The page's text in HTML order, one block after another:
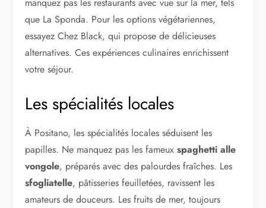
que La Sponda. Pour les options végétariennes,
essayez Chez Black, qui propose de délicieuses
alternatives. Ces expériences culinaires enrichissent
votre séjour.
Les spécialités locales
À Positano, les spécialités locales séduisent les
papilles. Ne manquez pas les fameuxspaghetti alle
vongole, préparés avec des palourdes fraîches. Les
sfogliatelle, pâtisseries feuilletées, ravissent les
amateurs de douceurs. Les fruits de mer, toujours